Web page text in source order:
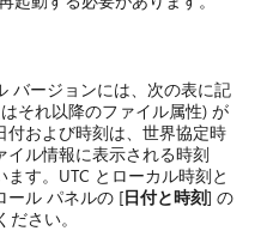
バージョンには、次の表に記
それ以降のファイル属性) が
および時刻は、世界協定時
イル情報に表示される時刻
す。UTC とローカル時刻と
ール パネルの [日付と時刻] の
さい。